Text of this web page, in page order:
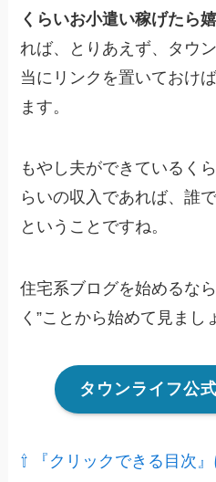
くらいお小遣い稼げたら嬉
れば、とりあえず、タウ
当にリンクを置いておけ
ます。
もやし夫ができているく
らいの収入であれば、誰
ということですね。
住宅系ブログを始めるな
く”ことから始めて見まし
タウンライフ公
⇧ 『クリックできる目次